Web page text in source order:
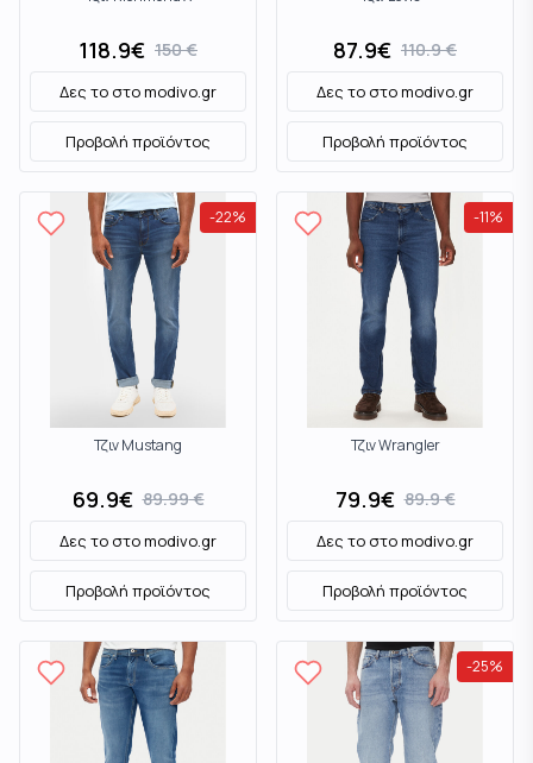
118.9€ 150€
Δες το στοmodivo.gr
Προβολή προϊόντος
87.9€ 110.9€
Δες το στοmodivo.gr
Προβολή προϊόντος
-22%
Τζιν Mustang
69.9€ 89.99€
Δες το στοmodivo.gr
Προβολή προϊόντος
-11%
Τζιν Wrangler
79.9€ 89.9€
Δες το στοmodivo.gr
Προβολή προϊόντος
-25%